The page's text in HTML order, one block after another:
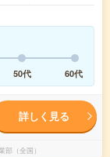
50代 60代
詳しく見る
（全国）